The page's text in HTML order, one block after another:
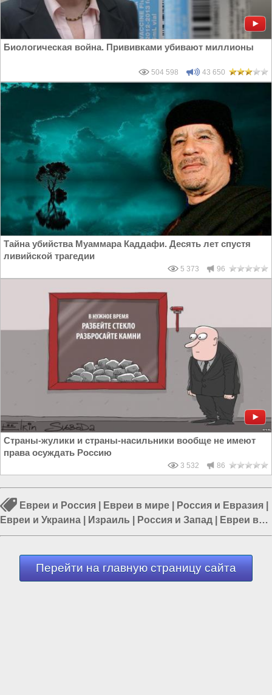
Биологическая война. Прививками убивают миллионы
504 598 43 650
Тайна убийства Муаммара Каддафи. Десять лет спустя
ливийской трагедии
5 373 96
Страны-жулики и страны-насильники вообще не имеют
права осуждать Россию
3 532 86
Евреи и Россия Евреи в мире Россия и Евразия
Евреи и Украина
Израиль Россия и Запад
Евреи в
России
Перейти на главную страницу сайта